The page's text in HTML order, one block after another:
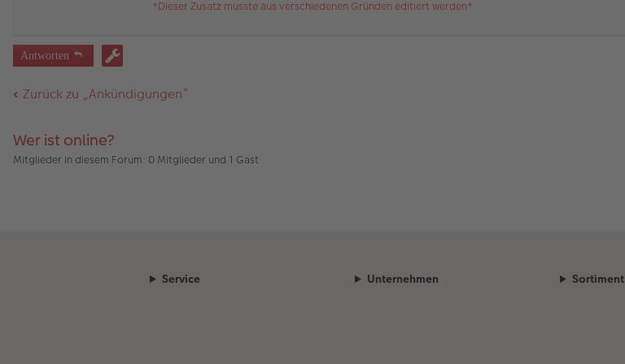
*Dieser Zusatz musste aus verschiedenen Gründen editiert werden*
Antworten
Zurück zu „Ankündigungen“
Wer ist online?
Mitglieder in diesem Forum: 0 Mitglieder und 1 Gast
Service Unternehmen Sortiment